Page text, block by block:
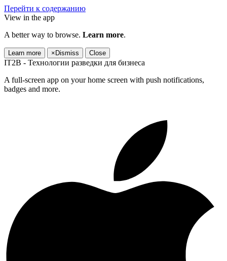
Перейти к содержанию
View in the app
A better way to browse. Learn more.
Learn more × Dismiss Close
IT2B - Технологии разведки для бизнеса
A full-screen app on your home screen with push notifications,
badges and more.